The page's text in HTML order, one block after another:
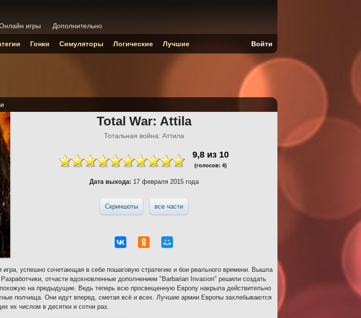
Total War: Attila
Тотальная война: Аттила
9,8 из 10
(голосов: 4)
Дата выхода: 17 февраля 2015 года
Скриншоты все части
игра, успешно сочетающая в себе пошаговую стратегию и бои реального времени. Вышла
отчасти вдохновленные дополнением "Barbarian Invasion" решили создать
на предыдущие. Ведь теперь всю просвещенную Европу накрыла действительно
полчища. Они идут вперед, сметая всё и всех. Лучшие армии Европы захлебываются
их числом в десятки и сотни раз.
игры Дополнительно
Гонки Симуляторы Логические Лучшие Войти